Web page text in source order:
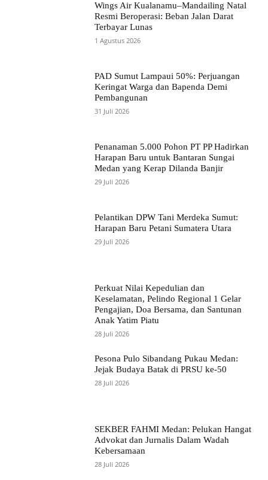
Wings Air Kualanamu–Mandailing Natal
Resmi Beroperasi: Beban Jalan Darat
Terbayar Lunas
1 Agustus 2026
PAD Sumut Lampaui 50%: Perjuangan
Keringat Warga dan Bapenda Demi
Pembangunan
31 Juli 2026
Penanaman 5.000 Pohon PT PP Hadirkan
Harapan Baru untuk Bantaran Sungai
Medan yang Kerap Dilanda Banjir
29 Juli 2026
Pelantikan DPW Tani Merdeka Sumut:
Harapan Baru Petani Sumatera Utara
29 Juli 2026
Perkuat Nilai Kepedulian dan
Keselamatan, Pelindo Regional 1 Gelar
Pengajian, Doa Bersama, dan Santunan
Anak Yatim Piatu
28 Juli 2026
Pesona Pulo Sibandang Pukau Medan:
Jejak Budaya Batak di PRSU ke-50
28 Juli 2026
SEKBER FAHMI Medan: Pelukan Hangat
Advokat dan Jurnalis Dalam Wadah
Kebersamaan
28 Juli 2026